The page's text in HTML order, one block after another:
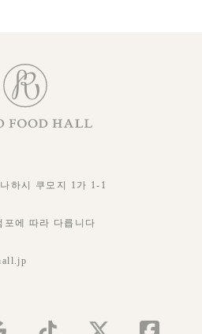
하시 쿠모지 1가 1-1
에 따라 다릅니다